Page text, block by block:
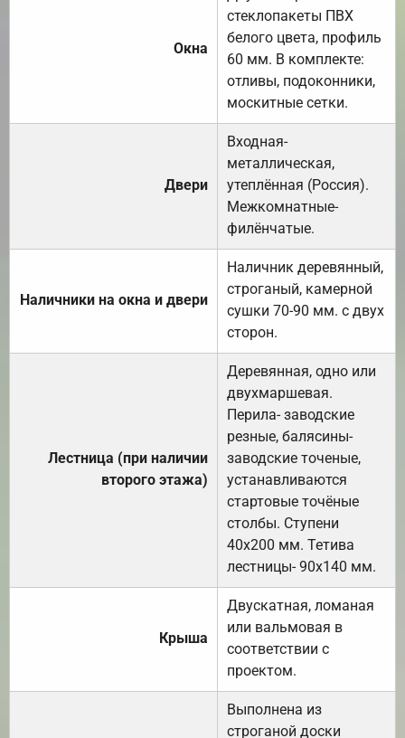
Окна
стеклопакеты ПВХ
белого цвета, профиль
60 мм. В комплекте:
отливы, подоконники,
москитные сетки.
Двери
Входная-
металлическая,
утеплённая (Россия).
Межкомнатные-
филёнчатые.
Наличники на окна и двери
Наличник деревянный,
строганый, камерной
сушки 70-90 мм. с двух
сторон.
Лестница (при наличии
второго этажа)
Деревянная, одно или
двухмаршевая.
Перила- заводские
резные, балясины-
заводские точеные,
устанавливаются
стартовые точёные
столбы. Ступени
40х200 мм. Тетива
лестницы- 90х140 мм.
Крыша
Двускатная, ломаная
или вальмовая в
соответствии с
проектом.
Выполнена из
строганой доски